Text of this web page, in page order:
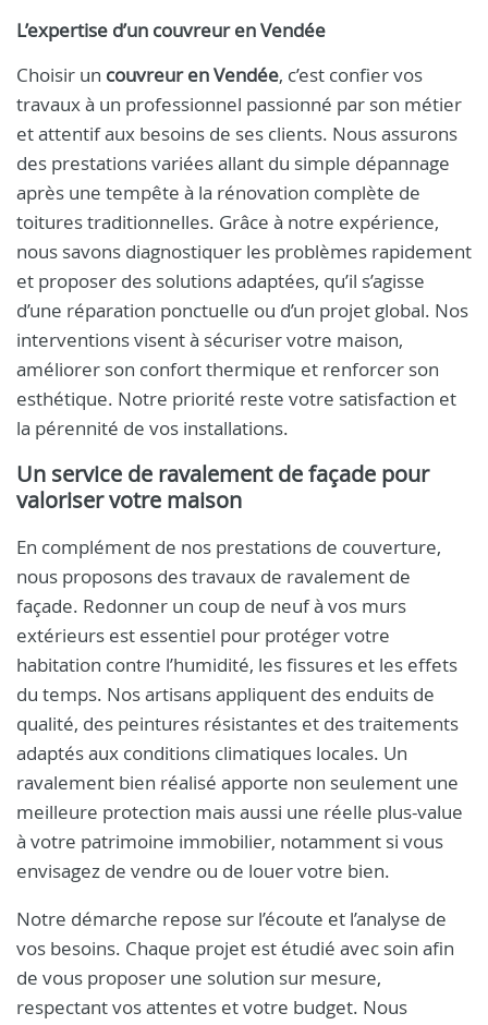
L’expertise d’un couvreurenVendée
Choisir un couvreur en Vendée, c’est confier vos
travaux à un professionnel passionné par son métier
et attentif aux besoins de ses clients. Nous assurons
des prestations variées allant du simple dépannage
après une tempête à la rénovation complète de
toitures traditionnelles. Grâce à notre expérience,
nous savons diagnostiquer les problèmes rapidement
et proposer des solutions adaptées, qu’il s’agisse
d’une réparation ponctuelle ou d’un projet global. Nos
interventions visent à sécuriser votre maison,
améliorer son confort thermique et renforcer son
esthétique. Notre priorité reste votre satisfaction et
la pérennité de vos installations.
Un service de ravalement de façade pour
valoriser votre maison
En complément de nos prestations de couverture,
nous proposons des travaux de ravalement de
façade. Redonner un coup de neuf à vos murs
extérieurs est essentiel pour protéger votre
habitation contre l’humidité, les fissures et les effets
du temps. Nos artisans appliquent des enduits de
qualité, des peintures résistantes et des traitements
adaptés aux conditions climatiques locales. Un
ravalement bien réalisé apporte non seulement une
meilleure protection mais aussi une réelle plus-value
à votre patrimoine immobilier, notamment si vous
envisagez de vendre ou de louer votre bien.
Notre démarche repose sur l’écoute et l’analyse de
vos besoins. Chaque projet est étudié avec soin afin
de vous proposer une solution sur mesure,
respectant vos attentes et votre budget. Nous